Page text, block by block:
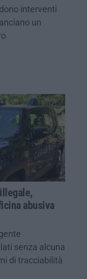
interventi
un
abusiva
senza alcuna
di tracciabilità